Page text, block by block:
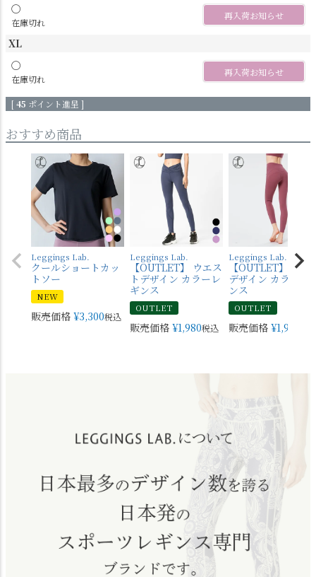
〇
在庫切れ
再入荷お知らせ
XL
〇
在庫切れ
再入荷お知らせ
[45 ポイント進呈 ]
おすすめ商品
Leggings Lab.
クールショートカッ
トソー
NEW
販売価格 ¥3,300税込
Leggings Lab.
【OUTLET】 ウエス
トデザイン カラーレ
ギンス
OUTLET
販売価格 ¥1,980税込
Leggings Lab.
【OUTLET】 バッ
デザイン カラーレ
ンス
OUTLET
販売価格 ¥1,980